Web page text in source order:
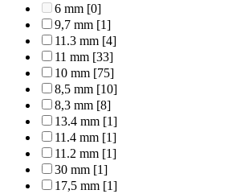
6 mm [0]
9,7 mm [1]
11.3 mm [4]
11 mm [33]
10 mm [75]
8,5 mm [10]
8,3 mm [8]
13.4 mm [1]
11.4 mm [1]
11.2 mm [1]
30 mm [1]
17,5 mm [1]